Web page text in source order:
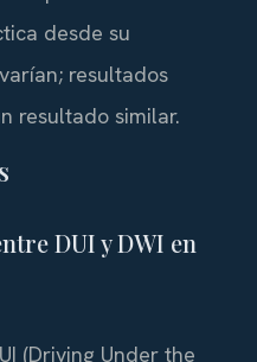
desde su
resultados
resultado similar.
DUI y DWI en
(Driving Under the